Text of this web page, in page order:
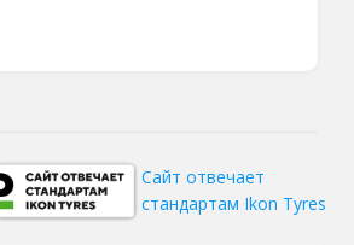
Сайт отвечает
стандартам Ikon Tyres